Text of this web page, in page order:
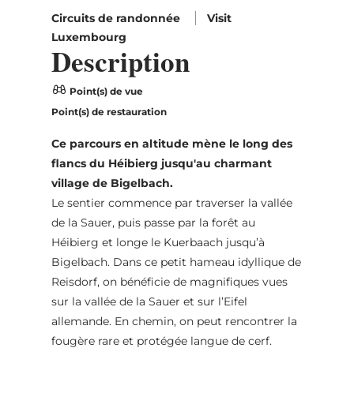
Circuits de randonnée
Visit
Luxembourg
Description
Point(s) de vue
Point(s) de restauration
Ce parcours en altitude mène le long des
flancs du Héibierg jusqu'au charmant
village de Bigelbach.
Le sentier commence par traverser la vallée
de la Sauer, puis passe par la forêt au
Héibierg et longe le Kuerbaach jusqu’à
Bigelbach. Dans ce petit hameau idyllique de
Reisdorf, on bénéficie de magnifiques vues
sur la vallée de la Sauer et sur l’Eifel
allemande. En chemin, on peut rencontrer la
fougère rare et protégée langue de cerf.